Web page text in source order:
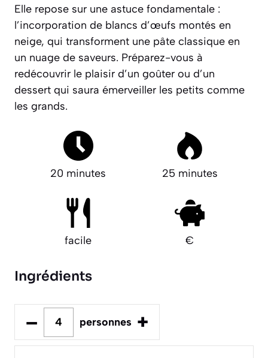
Elle repose sur une astuce fondamentale :
l’incorporation de blancs d’œufs montés en
neige, qui transforment une pâte classique en
un nuage de saveurs. Préparez-vous à
redécouvrir le plaisir d’un goûter ou d’un
dessert qui saura émerveiller les petits comme
les grands.
20 minutes 25 minutes
facile €
Ingrédients
– personnes +